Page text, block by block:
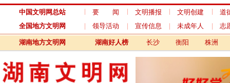
中国文明网总站 要 闻 文明播报 文明创建
道德模范
全国地方文明网
领导活动 宣传信息 未成年人 志愿服务
湖南地方文明网 湖南好人榜 株洲 湘潭